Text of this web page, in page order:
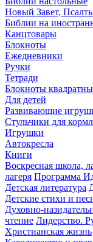
Новый Завет,
Библии на
Канцтовары
Блокноты
Ежедневники
Ручки
Тетради
Блокноты
Для детей
Развивающие
Стульчики для
Игрушки
Автокресла
Книги
Воскресная школа,
лагеря Программа
Детская литература
Детские стихи и
Духовно-
чтение Лидерство.
Христианская жизнь